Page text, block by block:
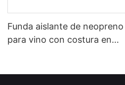
Funda aislante de neopreno
para vino con costura en